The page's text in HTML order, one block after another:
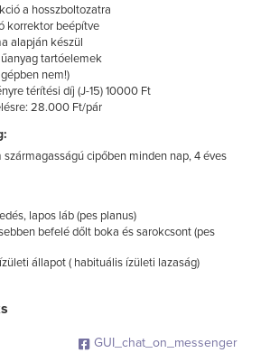
a hosszboltozatra
korrektor beépítve
alapján készül
tartóelemek
nem!)
térítési díj (J-15) 10000 Ft
28.000 Ft/pár
szármagasságú cipőben minden nap, 4 éves
lapos láb (pes planus)
befelé dőlt boka és sarokcsont (pes
állapot ( habituális ízületi lazaság)
GUI_chat_on_messenger